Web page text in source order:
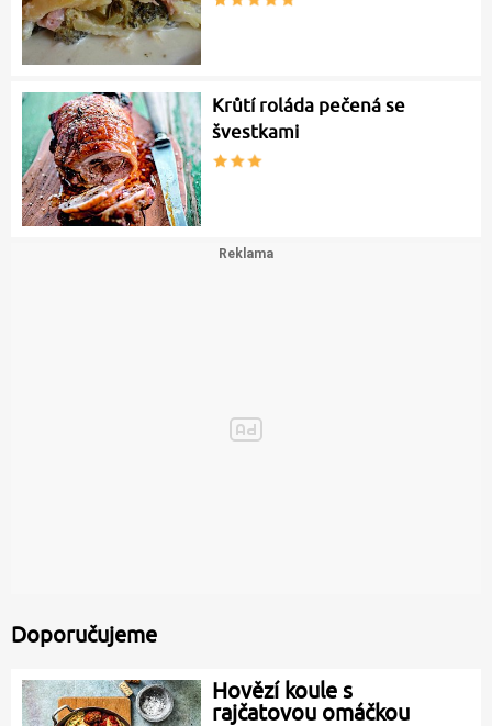
Krůtí roláda pečená se
švestkami
Doporučujeme
Hovězí koule s
rajčatovou omáčkou